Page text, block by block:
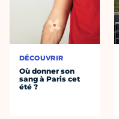
DÉCOUVRIR
Où donner son
sang à Paris cet
été ?